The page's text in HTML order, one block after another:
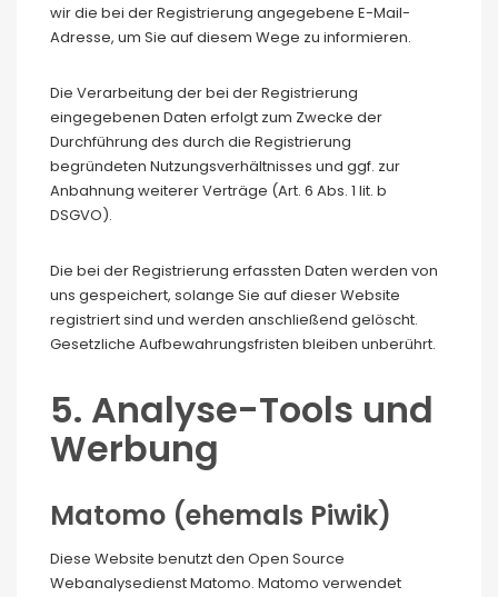
wir die bei der Registrierung angegebene E-Mail-
Adresse, um Sie auf diesem Wege zu informieren.
Die Verarbeitung der bei der Registrierung
eingegebenen Daten erfolgt zum Zwecke der
Durchführung des durch die Registrierung
begründeten Nutzungsverhältnisses und ggf. zur
Anbahnung weiterer Verträge (Art. 6 Abs. 1 lit. b
DSGVO).
Die bei der Registrierung erfassten Daten werden von
uns gespeichert, solange Sie auf dieser Website
registriert sind und werden anschließend gelöscht.
Gesetzliche Aufbewahrungsfristen bleiben unberührt.
5. Analyse-Tools und
Werbung
Matomo (ehemals Piwik)
Diese Website benutzt den Open Source
Webanalysedienst Matomo. Matomo verwendet